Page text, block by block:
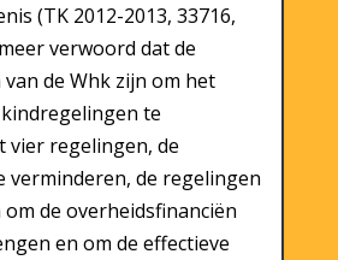
(TK 2012-2013, 33716,
verwoord dat de
de Whk zijn om het
te
vier regelingen, de
verminderen, de regelingen
de overheidsfinanciën
en om de effectieve